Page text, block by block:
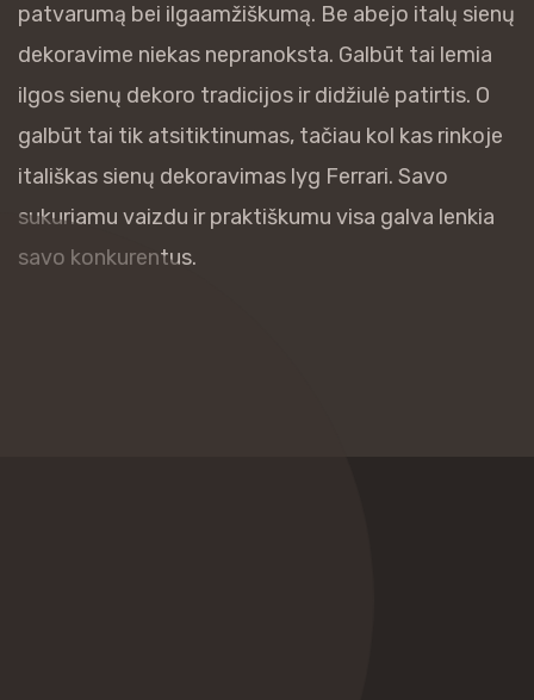
patvarumą bei ilgaamžiškumą. Be abejo italų sienų
dekoravime niekas nepranoksta. Galbūt tai lemia
ilgos sienų dekoro tradicijos ir didžiulė patirtis. O
galbūt tai tik atsitiktinumas, tačiau kol kas rinkoje
itališkas sienų dekoravimas lyg Ferrari. Savo
sukuriamu vaizdu ir praktiškumu visa galva lenkia
savo konkurentus.